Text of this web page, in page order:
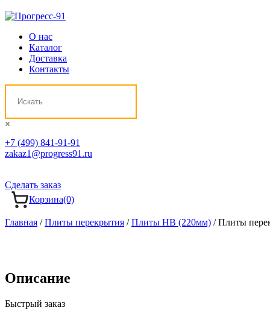
О нас
Каталог
Доставка
Контакты
×
+7 (499) 841-91-91
zakaz1@progress91.ru
Сделать заказ
Корзина(0)
Главная /Плиты перекрытия /Плиты НВ (220мм) / Плиты
Описание
Быстрый заказ